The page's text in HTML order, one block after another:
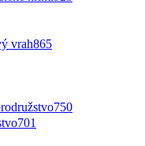
vrah865
750
701